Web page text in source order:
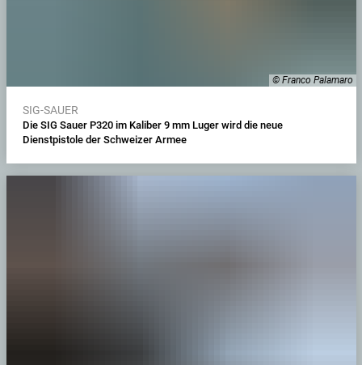
© Franco Palamaro
SIG-SAUER
Die SIG Sauer P320 im Kaliber 9 mm Luger wird die neue
Dienstpistole der Schweizer Armee